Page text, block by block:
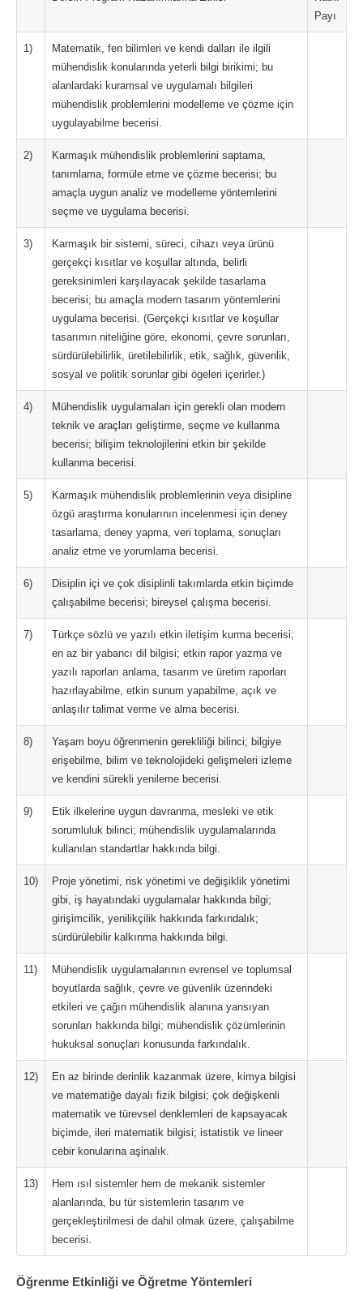
Payı
1)
Matematik, fen bilimleri ve kendi dalları ile ilgili
mühendislik konularında yeterli bilgi birikimi; bu
alanlardaki kuramsal ve uygulamalı bilgileri
mühendislik problemlerini modelleme ve çözme için
uygulayabilme becerisi.
2)
Karmaşık mühendislik problemlerini saptama,
tanımlama, formüle etme ve çözme becerisi; bu
amaçla uygun analiz ve modelleme yöntemlerini
seçme ve uygulama becerisi.
3)
Karmaşık bir sistemi, süreci, cihazı veya ürünü
gerçekçi kısıtlar ve koşullar altında, belirli
gereksinimleri karşılayacak şekilde tasarlama
becerisi; bu amaçla modern tasarım yöntemlerini
uygulama becerisi. (Gerçekçi kısıtlar ve koşullar
tasarımın niteliğine göre, ekonomi, çevre sorunları,
sürdürülebilirlik, üretilebilirlik, etik, sağlık, güvenlik,
sosyal ve politik sorunlar gibi ögeleri içerirler.)
4)
Mühendislik uygulamaları için gerekli olan modern
teknik ve araçları geliştirme, seçme ve kullanma
becerisi; bilişim teknolojilerini etkin bir şekilde
kullanma becerisi.
5)
Karmaşık mühendislik problemlerinin veya disipline
özgü araştırma konularının incelenmesi için deney
tasarlama, deney yapma, veri toplama, sonuçları
analiz etme ve yorumlama becerisi.
6)
Disiplin içi ve çok disiplinli takımlarda etkin biçimde
çalışabilme becerisi; bireysel çalışma becerisi.
7)
Türkçe sözlü ve yazılı etkin iletişim kurma becerisi;
en az bir yabancı dil bilgisi; etkin rapor yazma ve
yazılı raporları anlama, tasarım ve üretim raporları
hazırlayabilme, etkin sunum yapabilme, açık ve
anlaşılır talimat verme ve alma becerisi.
8)
Yaşam boyu öğrenmenin gerekliliği bilinci; bilgiye
erişebilme, bilim ve teknolojideki gelişmeleri izleme
ve kendini sürekli yenileme becerisi.
9)
Etik ilkelerine uygun davranma, mesleki ve etik
sorumluluk bilinci; mühendislik uygulamalarında
kullanılan standartlar hakkında bilgi.
10)
Proje yönetimi, risk yönetimi ve değişiklik yönetimi
gibi, iş hayatındaki uygulamalar hakkında bilgi;
girişimcilik, yenilikçilik hakkında farkındalık;
sürdürülebilir kalkınma hakkında bilgi.
11)
Mühendislik uygulamalarının evrensel ve toplumsal
boyutlarda sağlık, çevre ve güvenlik üzerindeki
etkileri ve çağın mühendislik alanına yansıyan
sorunları hakkında bilgi; mühendislik çözümlerinin
hukuksal sonuçları konusunda farkındalık.
12)
En az birinde derinlik kazanmak üzere, kimya bilgisi
ve matematiğe dayalı fizik bilgisi; çok değişkenli
matematik ve türevsel denklemleri de kapsayacak
biçimde, ileri matematik bilgisi; istatistik ve lineer
cebir konularına aşinalık.
13)
Hem ısıl sistemler hem de mekanik sistemler
alanlarında, bu tür sistemlerin tasarım ve
gerçekleştirilmesi de dahil olmak üzere, çalışabilme
becerisi.
Öğrenme Etkinliği ve Öğretme Yöntemleri